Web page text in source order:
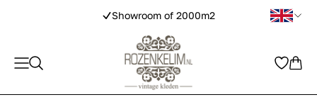
Showroom of 2000m2